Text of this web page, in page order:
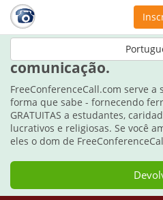
Durante as festas, dê
comunicação.
FreeConferenceCall.com serve
forma que sabe - fornecendo
GRATUITAS a estudantes,
lucrativos e religiosas. Se você
eles o dom de